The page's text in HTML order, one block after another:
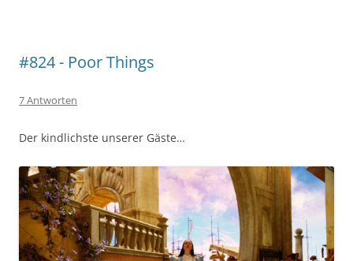
#824 - Poor Things
7 Antworten
Der kindlichste unserer Gäste…